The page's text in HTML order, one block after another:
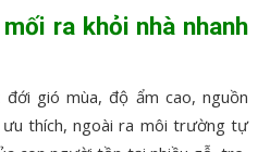
ra khỏi nhà nhanh
gió mùa, độ ẩm cao, nguồn
thích, ngoài ra môi trường tự